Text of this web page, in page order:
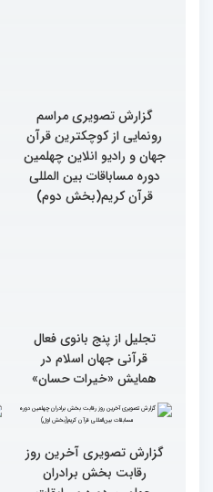
گزارش تصویری مراسم
رونمایی از کوچکترین قرآن
تجلیل از پنج بانوی فعال
قرآنی جهان اسلام در
همایش «خیرات حسان»